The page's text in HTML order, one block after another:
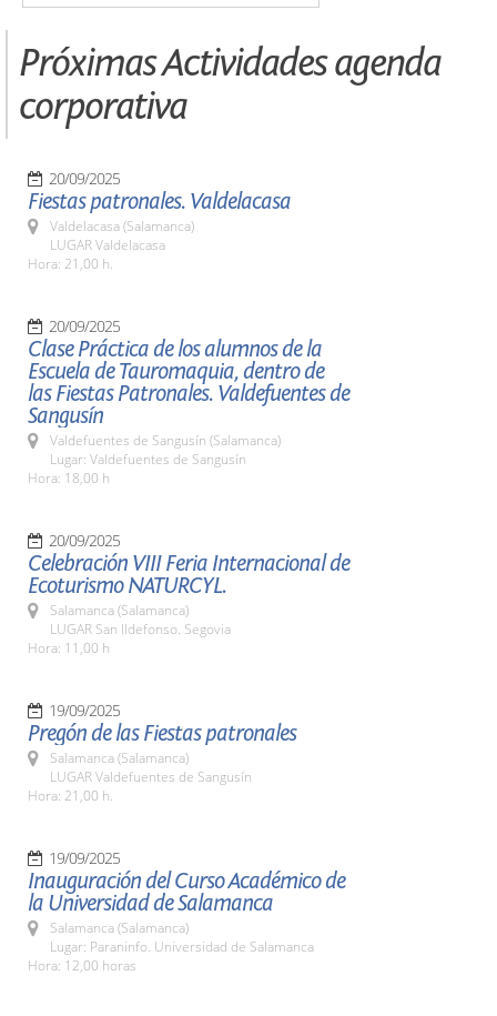
Próximas Actividades agenda
corporativa
20/09/2025
Fiestas patronales. Valdelacasa
Valdelacasa (Salamanca)
LUGAR Valdelacasa
Hora: 21,00 h.
20/09/2025
Clase Práctica de los alumnos de la
Escuela de Tauromaquia, dentro de
las Fiestas Patronales. Valdefuentes de
Sangusín
Valdefuentes de Sangusín (Salamanca)
Lugar: Valdefuentes de Sangusín
Hora: 18,00 h
20/09/2025
Celebración VIII Feria Internacional de
Ecoturismo NATURCYL.
Salamanca (Salamanca)
LUGAR San Ildefonso. Segovia
Hora: 11,00 h
19/09/2025
Pregón de las Fiestas patronales
Salamanca (Salamanca)
LUGAR Valdefuentes de Sangusín
Hora: 21,00 h.
19/09/2025
Inauguración del Curso Académico de
la Universidad de Salamanca
Salamanca (Salamanca)
Lugar: Paraninfo. Universidad de Salamanca
Hora: 12,00 horas